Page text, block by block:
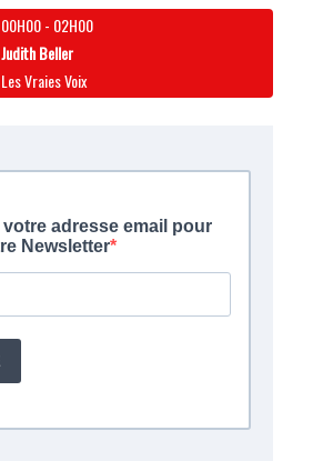
00H00- 02H00
Judith Beller
Les Vraies Voix